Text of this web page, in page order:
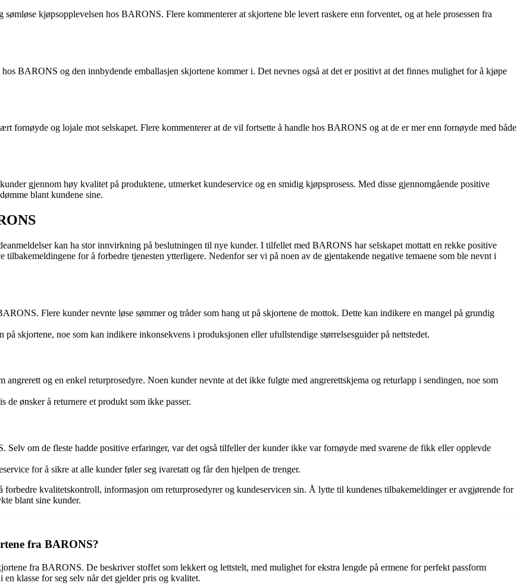
kjøpsopplevelsen hos BARONS. Flere kommenterer at skjortene ble levert raskere enn forventet, og at hele prosessen fra
BARONS og den innbydende emballasjen skjortene kommer i. Det nevnes også at det er positivt at det finnes mulighet for å kjøpe
fornøyde og lojale mot selskapet. Flere kommenterer at de vil fortsette å handle hos BARONS og at de er mer enn fornøyde med både
gjennom høy kvalitet på produktene, utmerket kundeservice og en smidig kjøpsprosess. Med disse gjennomgående positive
blant kundene sine.
kan ha stor innvirkning på beslutningen til nye kunder. I tilfellet med BARONS har selskapet mottatt en rekke positive
for å forbedre tjenesten ytterligere. Nedenfor ser vi på noen av de gjentakende negative temaene som ble nevnt i
Flere kunder nevnte løse sømmer og tråder som hang ut på skjortene de mottok. Dette kan indikere en mangel på grundig
skjortene, noe som kan indikere inkonsekvens i produksjonen eller ufullstendige størrelsesguider på nettstedet.
og en enkel returprosedyre. Noen kunder nevnte at det ikke fulgte med angrerettskjema og returlapp i sendingen, noe som
ønsker å returnere et produkt som ikke passer.
om de fleste hadde positive erfaringer, var det også tilfeller der kunder ikke var fornøyde med svarene de fikk eller opplevde
for å sikre at alle kunder føler seg ivaretatt og får den hjelpen de trenger.
kvalitetskontroll, informasjon om returprosedyrer og kundeservicen sin. Å lytte til kundenes tilbakemeldinger er avgjørende for
blant sine kunder.
fra BARONS?
fra BARONS. De beskriver stoffet som lekkert og lettstelt, med mulighet for ekstra lengde på ermene for perfekt passform
klasse for seg selv når det gjelder pris og kvalitet.